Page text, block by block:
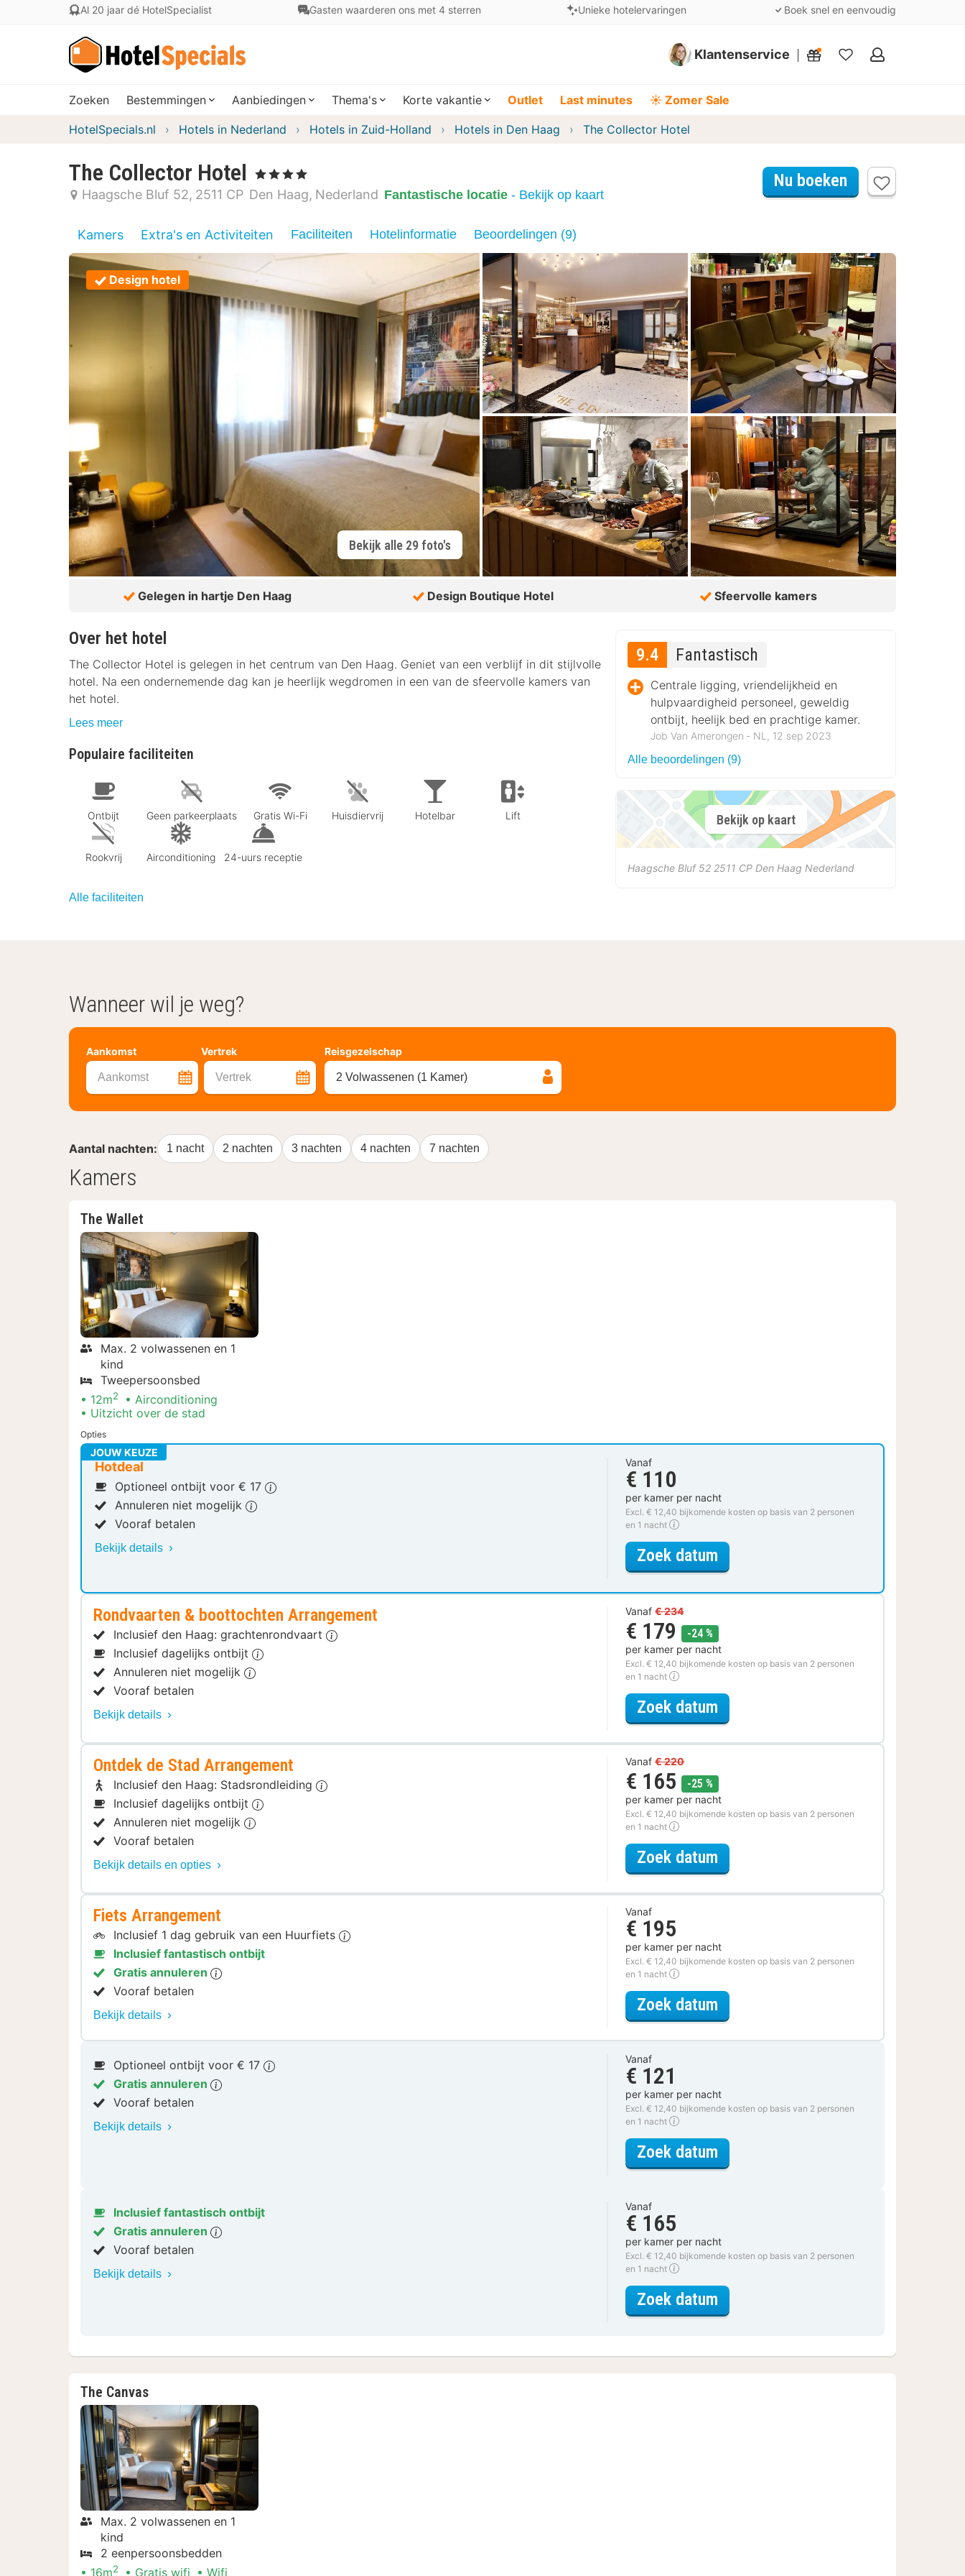
Al 20 jaar dé HotelSpecialist Gasten waarderen ons met 4 sterren Unieke hotelervaringen Boek snel en eenvoudig
Klantenservice
Mijn
Zoeken Bestemmingen Aanbiedingen Thema's Korte vakantie Outlet Last minutes ☀️ Zomer Sale
HotelSpecials.nl Hotels in Nederland Hotels in Zuid-Holland Hotels in Den Haag The Collector Hotel
The Collector Hotel , 4 Sterren
Haagsche Bluf 52 2511 CP Den Haag Nederland Fantastische locatie - Bekijk op kaart
Nu boeken
Kamers Extra's en Activiteiten Faciliteiten Hotelinformatie Beoordelingen (9)
Design hotel
Bekijk alle 29 foto's
Gelegen in hartje Den Haag Design Boutique Hotel Sfeervolle kamers
Over het hotel
The Collector Hotel is gelegen in het centrum van Den Haag. Geniet van een verblijf in dit stijlvolle
hotel. Na een ondernemende dag kan je heerlijk wegdromen in een van de sfeervolle kamers van
het hotel.
Lees meer
Populaire faciliteiten
Ontbijt Geen parkeerplaats Gratis Wi-Fi Huisdiervrij Hotelbar Lift
Rookvrij Airconditioning 24-uurs receptie
Alle faciliteiten
9.4 Fantastisch
Centrale ligging, vriendelijkheid en
hulpvaardigheid personeel, geweldig
ontbijt, heelijk bed en prachtige kamer.
Job Van Amerongen ‐ NL, 12 sep 2023
Alle beoordelingen (9)
Bekijk op kaart
Haagsche Bluf 52 2511 CP Den Haag Nederland
Wanneer wil je weg?
Aankomst Vertrek
Aankomst Vertrek
Reisgezelschap
2 Volwassenen (1 Kamer)
Aantal nachten: 1 nacht 2 nachten 3 nachten 4 nachten 7 nachten
Kamers
The Wallet
Max. 2 volwassenen en 1
kind
Tweepersoonsbed
12m2
Airconditioning
Uitzicht over de stad
Opties
JOUW KEUZE
Hotdeal
Optioneel ontbijt voor € 17
Annuleren niet mogelijk
Vooraf betalen
Bekijk details
Vanaf
€ 110
per kamer per nacht
Excl. € 12,40 bijkomende kosten op basis van 2 personen
en 1 nacht
Zoek datumvoor The Wallet - Hotdeal
Rondvaarten & boottochten Arrangement
Inclusief den Haag: grachtenrondvaart
Inclusief dagelijks ontbijt
Annuleren niet mogelijk
Vooraf betalen
Bekijk details
Vanaf € 234
€ 179 -24 %
per kamer per nacht
Excl. € 12,40 bijkomende kosten op basis van 2 personen
en 1 nacht
Zoek datum
Ontdek de Stad Arrangement
Inclusief den Haag: Stadsrondleiding
Inclusief dagelijks ontbijt
Annuleren niet mogelijk
Vooraf betalen
Bekijk details en opties
Vanaf € 220
€ 165 -25 %
per kamer per nacht
Excl. € 12,40 bijkomende kosten op basis van 2 personen
en 1 nacht
Zoek datum
Fiets Arrangement
Inclusief 1 dag gebruik van een Huurfiets
Inclusief fantastisch ontbijt
Gratis annuleren
Vooraf betalen
Bekijk details
Vanaf
€ 195
per kamer per nacht
Excl. € 12,40 bijkomende kosten op basis van 2 personen
en 1 nacht
Zoek datum
Optioneel ontbijt voor € 17
Gratis annuleren
Vooraf betalen
Bekijk details
Vanaf
€ 121
per kamer per nacht
Excl. € 12,40 bijkomende kosten op basis van 2 personen
en 1 nacht
Zoek datum
Inclusief fantastisch ontbijt
Gratis annuleren
Vooraf betalen
Bekijk details
Vanaf
€ 165
per kamer per nacht
Excl. € 12,40 bijkomende kosten op basis van 2 personen
en 1 nacht
Zoek datum
The Canvas
Max. 2 volwassenen en 1
kind
2 eenpersoonsbedden
16m2 Gratis wifi Wifi